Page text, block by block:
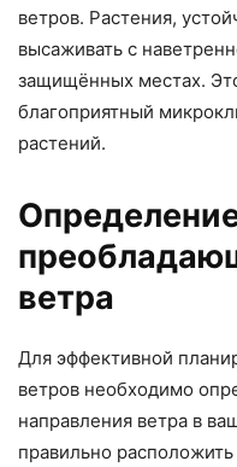
ветров. Растения,
высаживать с
защищённых местах.
благоприятный
растений.
ветра
Для эффективной
ветров необходимо
направления ветра в
правильно